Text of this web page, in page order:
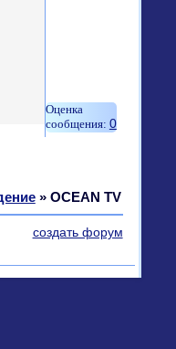
0
» OCEAN TV
создать форум